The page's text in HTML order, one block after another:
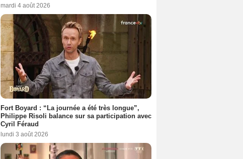
mardi 4 août 2026
Fort Boyard : “La journée a été très longue”,
Philippe Risoli balance sur sa participation avec
Cyril Féraud
lundi 3 août 2026